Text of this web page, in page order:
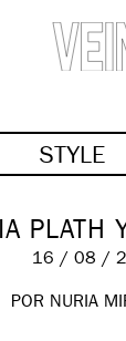
STYLE
PLATH
16 / 08 /
POR NURIA